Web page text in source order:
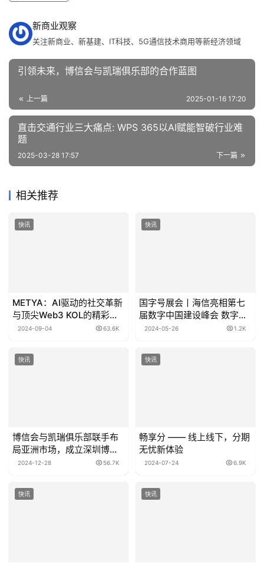
新商业观察
关注新商业、新基建、IT科技、5G通信技术商用等新经济领域
引领未来，博信会与凯瑞俱乐部的合作蓝图
上一篇 2025-01-16 17:20
直击交通行业三大痛点: WPS 365以AI赋能智破行业难
题
下一篇
2025-03-28 17:57
相关推荐
快讯
METYA：AI驱动的社交革新
与顶尖Web3 KOL的精彩合
作2024-09-04 63.6K
快讯
国字号展会丨海信亮相第七
届数字中国建设峰会 数字科
技助力数字中国
2024-05-26 1.2K
快讯
博信会与凯瑞俱乐部联手布
局亚洲市场，成立深圳博瑞
投企业管理有限公司
2024-12-28 56.7K
快讯
畅享分 —— 线上线下，分期
无忧新体验
2024-07-24 6.9K
快讯 快讯